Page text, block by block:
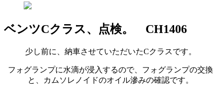
ベンツCクラス、点検。 CH1406
少し前に、納車させていただいたCクラスです。
フォグランプに水滴が浸入するので、フォグランプの交換
と、カムソレノイドのオイル滲みの確認です。